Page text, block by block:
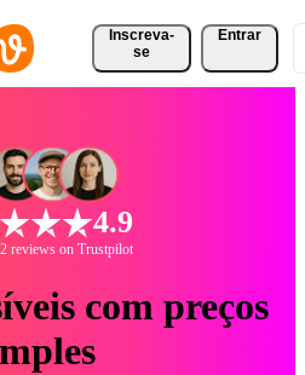
Inscreva-
se
Entrar
4.9
reviews on Trustpilot
com preços